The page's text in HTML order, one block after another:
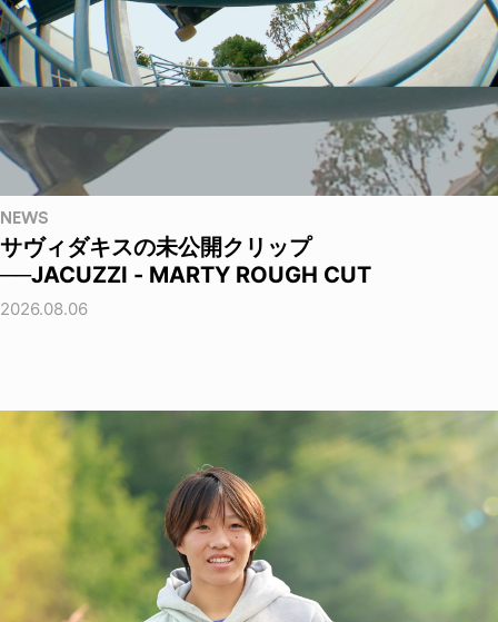
NEWS
サヴィダキスの未公開クリップ
──JACUZZI - MARTY ROUGH CUT
2026.08.06